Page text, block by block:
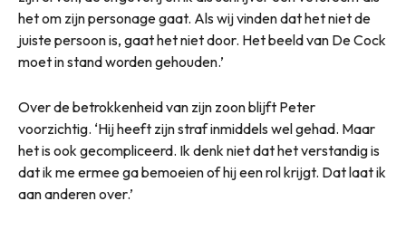
het om zijn personage gaat. Als wij vinden dat het niet de
juiste persoon is, gaat het niet door. Het beeld van De Cock
moet in stand worden gehouden.’
Over de betrokkenheid van zijn zoon blijft Peter
voorzichtig. ‘Hij heeft zijn straf inmiddels wel gehad. Maar
het is ook gecompliceerd. Ik denk niet dat het verstandig is
dat ik me ermee ga bemoeien of hij een rol krijgt. Dat laat ik
aan anderen over.’